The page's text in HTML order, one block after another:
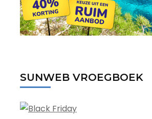
SUNWEB VROEGBOEK